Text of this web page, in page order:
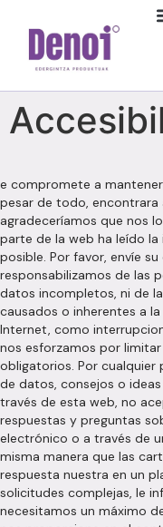
e compromete a
pesar de todo,
agradeceríamos que nos
parte de la web ha leído
posible. Por favor, envíe
responsabilizamos de las
datos incompletos, ni de
causados o inherentes a
Internet, como
nos esforzamos por
obligatorios. Por
de datos, consejos o
través de esta web, no
respuestas y preguntas
electrónico o a través de
misma manera que las
respuesta nuestra en un
solicitudes complejas, le
necesitamos un máximo